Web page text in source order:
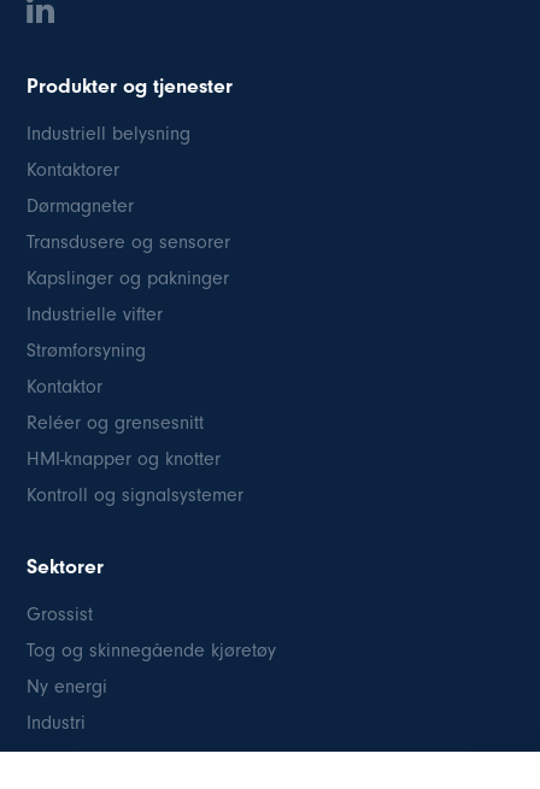
Produkter og tjenester
Industriell belysning
Kontaktorer
Dørmagneter
Transdusere og sensorer
Kapslinger og pakninger
Industrielle vifter
Strømforsyning
Kontaktor
Reléer og grensesnitt
HMI-knapper og knotter
Kontroll og signalsystemer
Sektorer
Grossist
Tog og skinnegående kjøretøy
Ny energi
Industri